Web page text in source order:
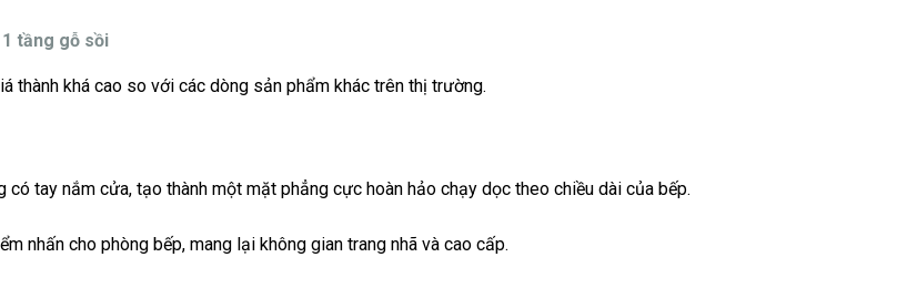
tầng gỗ sồi
thành khá cao so với các dòng sản phẩm khác trên thị trường.
có tay nắm cửa, tạo thành một mặt phẳng cực hoàn hảo chạy dọc theo chiều dài của bếp.
nhấn cho phòng bếp, mang lại không gian trang nhã và cao cấp.